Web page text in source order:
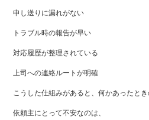
申し送りに漏れがない
トラブル時の報告が早い
対応履歴が整理されている
上司への連絡ルートが明確
こうした仕組みがあると、何かあったとき
依頼主にとって不安なのは、